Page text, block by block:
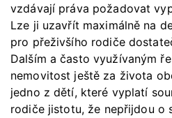
vzdávají práva požadovat
Lze ji uzavřít maximálně na
pro přeživšího rodiče
Dalším a často využívaným
nemovitost ještě za života
jedno z dětí, které vyplatí
rodiče jistotu, že nepřijdou o